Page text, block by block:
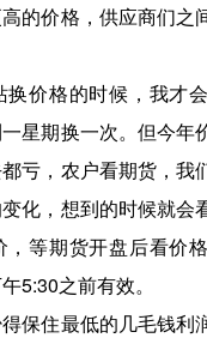
的价格，供应商们之
换价格的时候，我才
星期换一次。但今年
亏，农户看期货，我
化，想到的时候就会
，等期货开盘后看价
5:30之前有效。
保住最低的几毛钱利